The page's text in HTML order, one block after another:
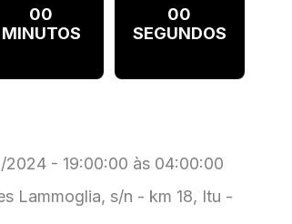
00
MINUTOS
00
SEGUNDOS
2024 - 19:00:00 às 04:00:00
Lammoglia, s/n - km 18, Itu -